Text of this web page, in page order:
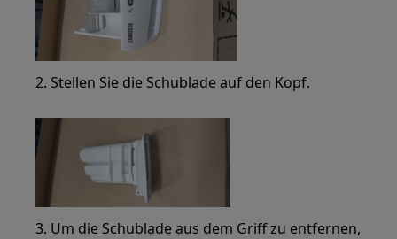
2. Stellen Sie die Schublade auf den Kopf.
3. Um die Schublade aus dem Griff zu entfernen,